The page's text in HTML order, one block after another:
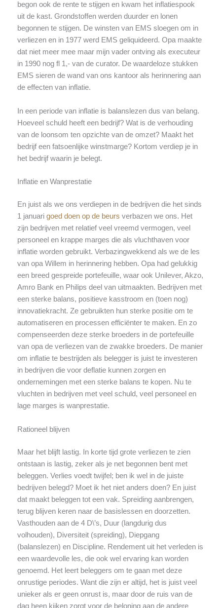
begon ook de rente te stijgen en kwam het inflatiespook
uit de kast. Grondstoffen werden duurder en lonen
begonnen te stijgen. De winsten van EMS sloegen om in
verliezen en in 1977 werd EMS geliquideerd. Opa maakte
dat niet meer mee maar mijn vader ontving als executeur
in 1990 nog fl 1,- van de curator. De waardeloze stukken
EMS sieren de wand van ons kantoor als herinnering aan
de effecten van inflatie.
In een periode van inflatie is balanslezen dus van belang.
Hoeveel schuld heeft een bedrijf? Wat is de verhouding
van de loonsom ten opzichte van de omzet? Maakt het
bedrijf een fatsoenlijke winstmarge? Kortom verdiep je in
het bedrijf waarin je belegt.
Inflatie en Wanprestatie
En juist als we ons verdiepen in de bedrijven die het sinds
1 januari goed doen op de beurs verbazen we ons. Het
zijn bedrijven met relatief veel vreemd vermogen, veel
personeel en krappe marges die als vluchthaven voor
inflatie worden gebruikt. Verbazingwekkend als we de les
van opa Willem in herinnering hebben. Opa had gelukkig
een breed gespreide portefeuille, waar ook Unilever, Akzo,
Amro Bank en Philips deel van uitmaakten. Bedrijven met
een sterke balans, positieve kasstroom en (toen nog)
innovatiekracht. Ze gebruikten hun sterke positie om te
automatiseren en processen efficiënter te maken. En zo
compenseerden deze sterke broeders in de portefeuille
van opa de verliezen van de zwakke broeders. De manier
om inflatie te bestrijden als belegger is juist te investeren
in bedrijven die voor deflatie kunnen zorgen en
ondernemingen met een sterke balans te kopen. Nu te
vluchten in bedrijven met veel schuld, veel personeel en
lage marges is wanprestatie.
Rationeel blijven
Maar het blijft lastig. In korte tijd grote verliezen te zien
ontstaan is lastig, zeker als je net begonnen bent met
beleggen. Verlies voedt twijfel; ben ik wel in de juiste
bedrijven belegd? Moet ik het niet anders doen? En juist
dat maakt beleggen tot een vak. Spreiding aanbrengen,
terug blijven keren naar de basislessen en doorzetten.
Vasthouden aan de 4 D\’s, Duur (langdurig dus
volhouden), Diversiteit (spreiding), Diepgang
(balanslezen) en Discipline. Rendement uit het verleden is
een waardevolle les, die ook wel ervaring kan worden
genoemd. Het leert beleggers om te gaan met deze
onrustige periodes. Want die zijn er altijd, het is juist veel
unieker als er geen onrust is, maar door de ruis van de
dag heen kijken zorgt voor de beloning aan de andere